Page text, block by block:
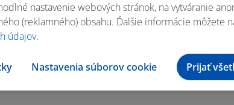
vychladené.
strúhaný kokos a krátko premiešame.
a necháme zamraziť.
nastavenie webových stránok, na vytváranie
(reklamného) obsahu. Ďalšie informácie môžete
údajov.
Nastavenia súborov cookie Prijať